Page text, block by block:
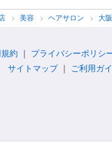
美容 ヘアサロン 大
約 プライバシーポリシ
サイトマップ
ご利用ガ